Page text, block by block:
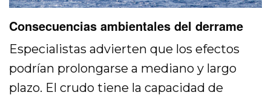
Consecuencias ambientales del derrame
Especialistas advierten que los efectos
podrían prolongarse a mediano y largo
plazo. El crudo tiene la capacidad de